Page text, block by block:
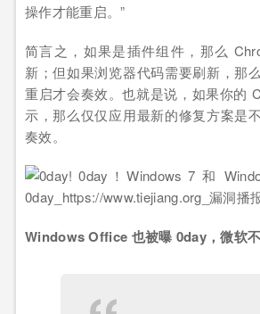
操作才能重启。”
简言之，如果是插件组件，那么
新；但如果浏览器代码需要刷新，那
重启才会奏效。也就是说，如果你的
示，那么仅仅应用最新的修复方案是
奏效。
Windows Office 也被曝 0day，微软